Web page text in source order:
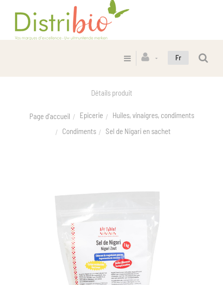
Fr
Détails produit
Page d'accueil Epicerie
Huiles, vinaigres, condiments
Condiments
Sel de Nigari en sachet